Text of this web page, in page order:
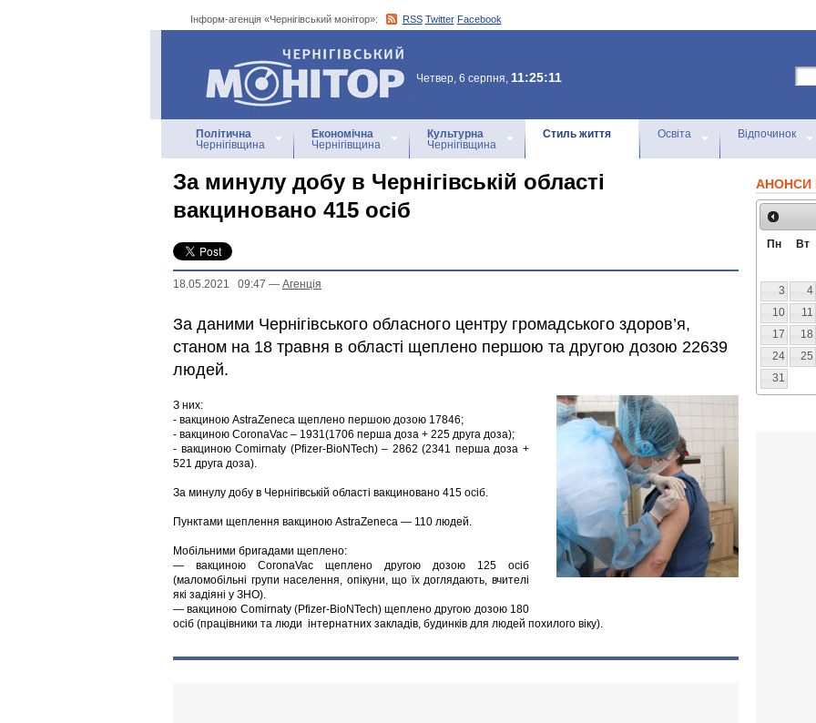
Інформ-агенція «Чернігівський монітор»: RSS Twitter Facebook
Інформ-агенція
«Чернігівський монітор»
Четвер, 6 серпня, 11:25:11
Політична
Чернігівщина
Економічна
Чернігівщина
Культурна
Чернігівщина
Стиль життя Освіта Відпочинок
За минулу добу в Чернігівській області
вакциновано 415 осіб
18.05.2021 09:47 — Агенцiя
За даними Чернігівського обласного центру громадського здоров’я,
cтаном на 18 травня в області щеплено першою та другою дозою 22639
людей.
З них:
- вакциною AstraZeneca щеплено першою дозою 17846;
- вакциною CoronaVac – 1931(1706 перша доза + 225 друга доза);
- вакциною Comirnaty (Pfizer-BioNTech) – 2862 (2341 перша доза +
521 друга доза).
За минулу добу в Чернігівській області вакциновано 415 осіб.
Пунктами щеплення вакциною AstraZeneca — 110 людей.
Мобільними бригадами щеплено:
— вакциною CoronaVac щеплено другою дозою 125 осіб
(маломобільні групи населення, опікуни, що їх доглядають, вчителі
які задіяні у ЗНО).
— вакциною Comirnaty (Pfizer-BioNTech) щеплено другою дозою 180
осіб (працівники та люди інтернатних закладів, будинків для людей похилого віку).
АНОНСИ
Пн Вт
3
4
10
11
17
18
24
25
31